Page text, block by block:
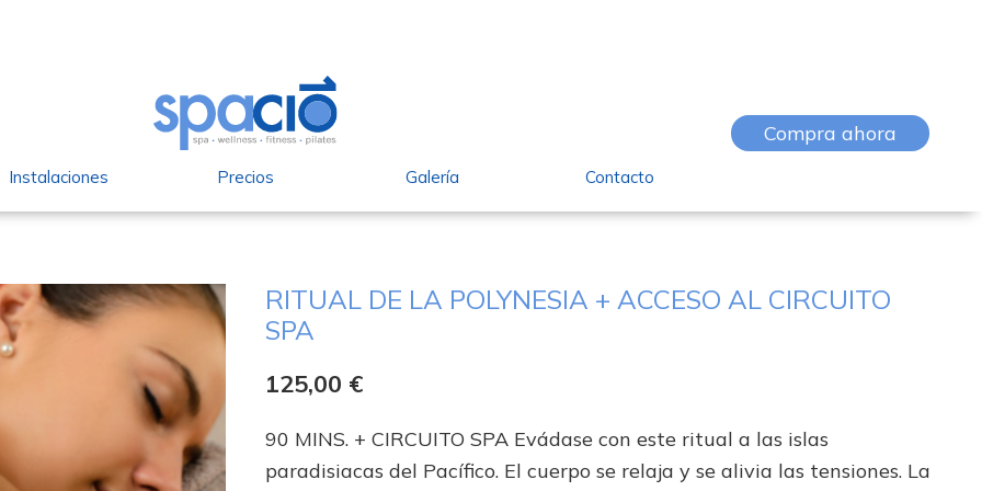
Instalaciones Precios Galería Contacto
Compra ahora
RITUAL DE LA POLYNESIA + ACCESO AL CIRCUITO
SPA
125,00 €
90 MINS. + CIRCUITO SPA Evádase con este ritual a las islas
paradisiacas del Pacífico. El cuerpo se relaja y se alivia las tensiones. La